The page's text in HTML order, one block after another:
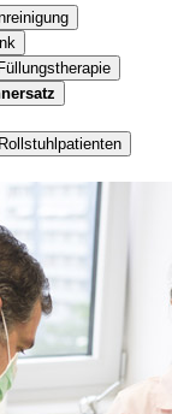
Rollstuhlpatienten